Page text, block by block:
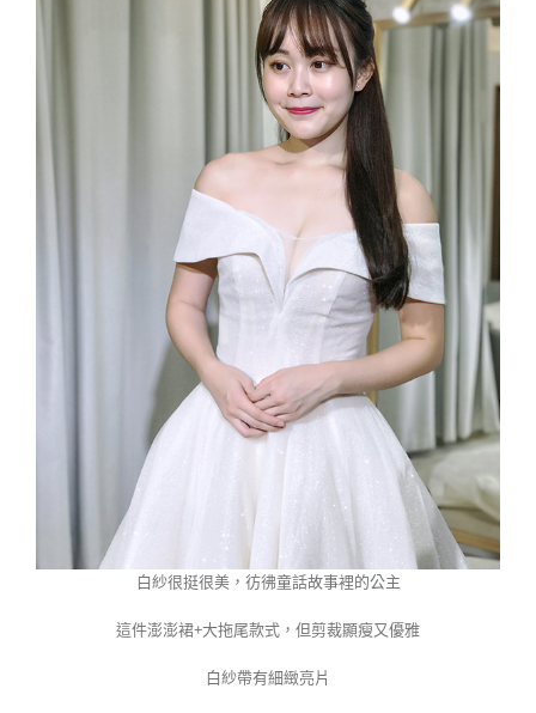
白紗很挺很美，彷彿童話故事裡的公主
這件澎澎裙+大拖尾款式，但剪裁顯瘦又優雅
白紗帶有細緻亮片